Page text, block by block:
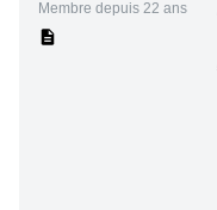
Membre depuis 22 ans